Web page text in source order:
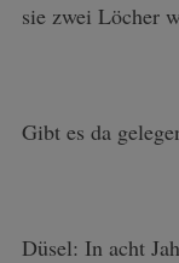
sie zwei Löcher
Gibt es da
Düsel: In acht